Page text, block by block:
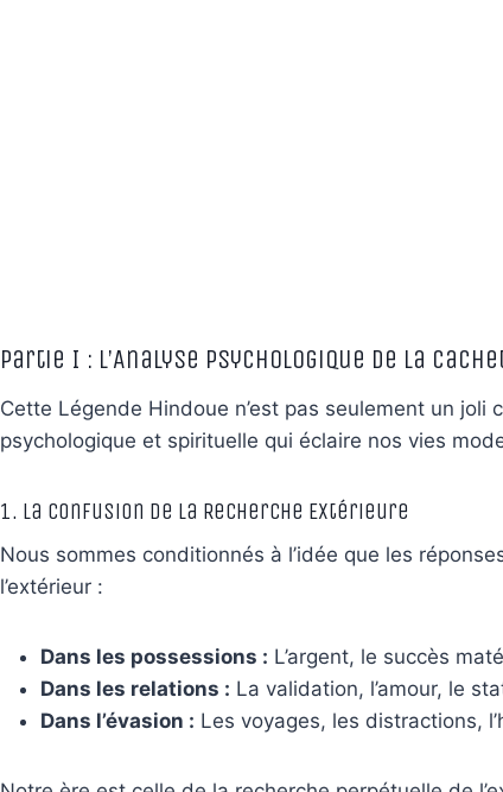
Partie I : L’Analyse Psychologique de la
Cette Légende Hindoue n’est pas seulement un
psychologique et spirituelle qui éclaire nos vies
1. La Confusion de la Recherche Extérieure
Nous sommes conditionnés à l’idée que les
l’extérieur :
Dans les possessions : L’argent, le succès
Dans les relations : La validation, l’amour, le
Dans l’évasion : Les voyages, les distractions,